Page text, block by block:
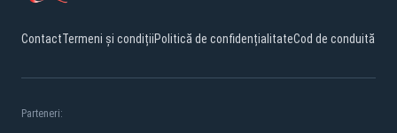
ContactTermeni și condițiiPolitică de confidențialitateCod de conduită
Parteneri: